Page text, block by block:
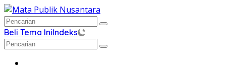
Langsung
ke
konten
Beli Tema IniIndeks